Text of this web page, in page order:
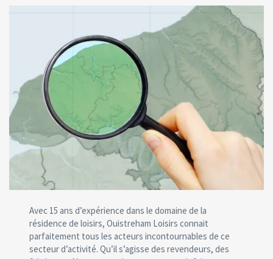
Avec 15 ans d’expérience dans le domaine de la
résidence de loisirs, Ouistreham Loisirs connait
parfaitement tous les acteurs incontournables de ce
secteur d’activité. Qu’il s’agisse des revendeurs, des